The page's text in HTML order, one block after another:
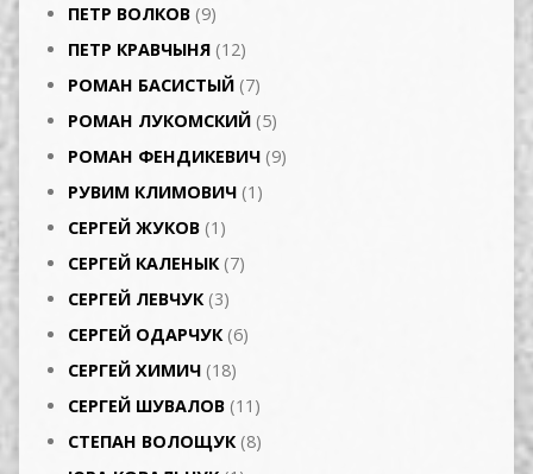
ПЕТР ВОЛКОВ (9)
ПЕТР КРАВЧЫНЯ (12)
РОМАН БАСИСТЫЙ (7)
РОМАН ЛУКОМСКИЙ (5)
РОМАН ФЕНДИКЕВИЧ (9)
РУВИМ КЛИМОВИЧ (1)
СЕРГЕЙ ЖУКОВ (1)
СЕРГЕЙ КАЛЕНЫК(7)
СЕРГЕЙ ЛЕВЧУК(3)
СЕРГЕЙ ОДАРЧУК(6)
СЕРГЕЙ ХИМИЧ (18)
СЕРГЕЙ ШУВАЛОВ (11)
СТЕПАН ВОЛОЩУК(8)